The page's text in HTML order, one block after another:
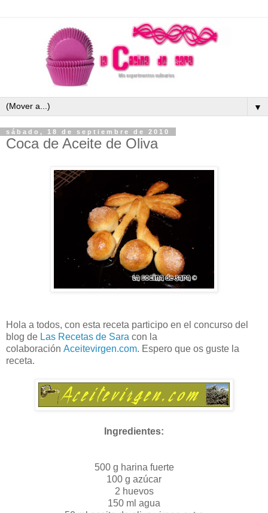
▼
sábado, 18 de septiembre de 2010
Coca de Aceite de Oliva
Hola a todos, con esta receta participo en el concurso del
blog de Las Recetas de Sara con la
colaboración Aceitevirgen.com. Espero que os guste la
receta.
Ingredientes:
500 g harina fuerte
100 g azúcar
2 huevos
150 ml agua